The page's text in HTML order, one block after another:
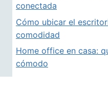
conectada
Cómo ubicar el
comodidad
Home office en casa:
cómodo